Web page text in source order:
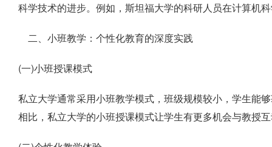
科学技术的进步。例如，斯坦福大学的科研人员在计算机
二、小班教学：个性化教育的深度实践
(一)小班授课模式
私立大学通常采用小班教学模式，班级规模较小，学生能
相比，私立大学的小班授课模式让学生有更多机会与教授